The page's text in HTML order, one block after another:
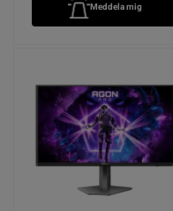
Meddela mig